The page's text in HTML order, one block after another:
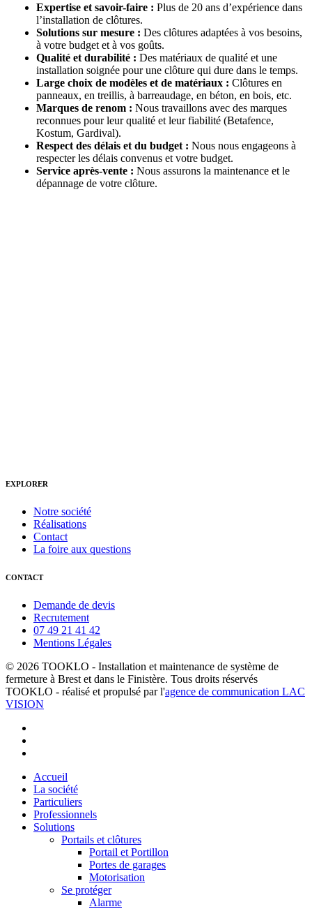
Expertise et savoir-faire : Plus de 20 ans d’expérience dans
l’installation de clôtures.
Solutions sur mesure : Des clôtures adaptées à vos besoins,
à votre budget et à vos goûts.
Qualité et durabilité : Des matériaux de qualité et une
installation soignée pour une clôture qui dure dans le temps.
Large choix de modèles et de matériaux : Clôtures en
panneaux, en treillis, à barreaudage, en béton, en bois, etc.
Marques de renom : Nous travaillons avec des marques
reconnues pour leur qualité et leur fiabilité (Betafence,
Kostum, Gardival).
Respect des délais et du budget : Nous nous engageons à
respecter les délais convenus et votre budget.
Service après-vente : Nous assurons la maintenance et le
dépannage de votre clôture.
EXPLORER
Notre société
Réalisations
Contact
La foire aux questions
CONTACT
Demande de devis
Recrutement
07 49 21 41 42
Mentions Légales
© 2026 TOOKLO - Installation et maintenance de système de
fermeture à Brest et dans le Finistère. Tous droits réservés
TOOKLO - réalisé et propulsé par l'agence de communication LAC
VISION
Close
Menu
Accueil
La société
Particuliers
Professionnels
Solutions
Portails et clôtures
Portail et Portillon
Portes de garages
Motorisation
Se protéger
Alarme